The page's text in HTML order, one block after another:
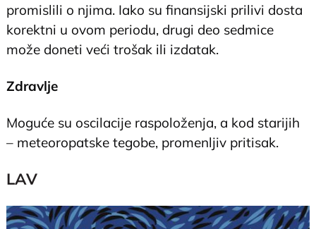
promislili o njima. Iako su finansijski prilivi dosta
korektni u ovom periodu, drugi deo sedmice
može doneti veći trošak ili izdatak.
Zdravlje
Moguće su oscilacije raspoloženja, a kod starijih
– meteoropatske tegobe, promenljiv pritisak.
LAV